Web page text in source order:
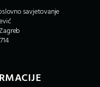
savjetovanje